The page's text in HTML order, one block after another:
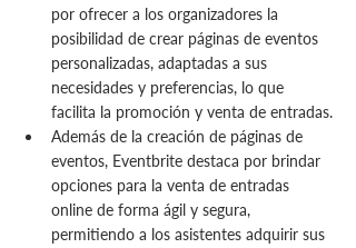
por ofrecer a los organizadores la
posibilidad de crear páginas de eventos
personalizadas, adaptadas a sus
necesidades y preferencias, lo que
facilita la promoción y venta de entradas.
Además de la creación de páginas de
eventos, Eventbrite destaca por brindar
opciones para la venta de entradas
online de forma ágil y segura,
permitiendo a los asistentes adquirir sus